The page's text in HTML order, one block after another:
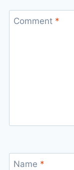
Comment *
Name *